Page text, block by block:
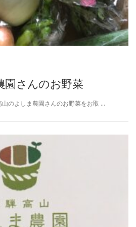
園さんのお野菜
のよしま農園さんのお野菜をお取 …